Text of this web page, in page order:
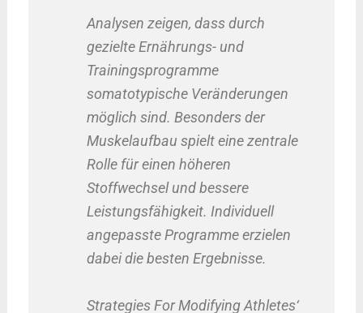
Analysen zeigen, dass durch
gezielte Ernährungs- und
Trainingsprogramme
somatotypische Veränderungen
möglich sind. Besonders der
Muskelaufbau spielt eine zentrale
Rolle für einen höheren
Stoffwechsel und bessere
Leistungsfähigkeit. Individuell
angepasste Programme erzielen
dabei die besten Ergebnisse.
Strategies For Modifying Athletes‘